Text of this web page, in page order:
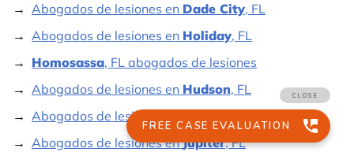
Abogados de lesiones en Dade City, FL
Abogados de lesiones en Holiday, FL
Homosassa, FL abogados de lesiones
Abogados de lesiones en Hudson, FL
Abogados de lesiones
Abogados de lesiones enJupiter, FL